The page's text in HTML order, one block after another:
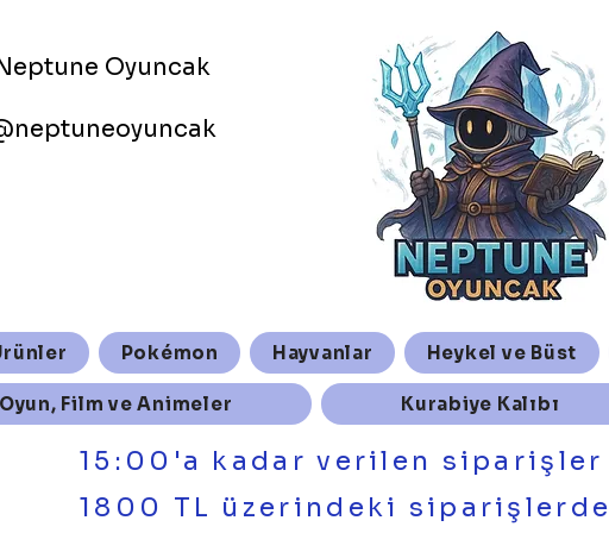
Oyuncak
Pokémon Hayvanlar Heykel ve Büst
Oyun, Film ve Animeler Kurabiye Kalıbı
15:00'a kadar verilen siparişler
1800 TL üzerindeki siparişlerde